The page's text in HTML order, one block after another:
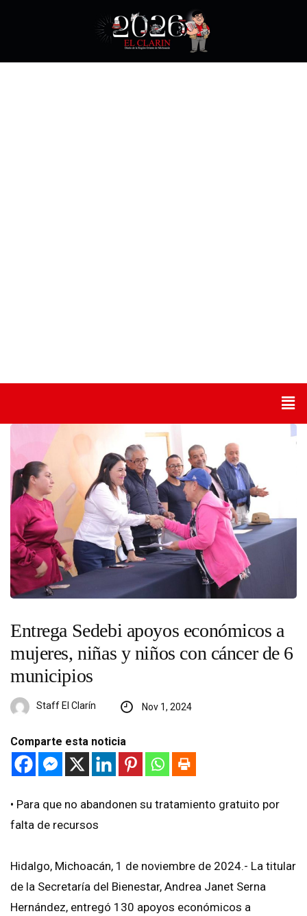
Entrega Sedebi apoyos económicos a
mujeres, niñas y niños con cáncer de 6
municipios
Staff El Clarín Nov 1, 2024
Comparte esta noticia
• Para que no abandonen su tratamiento gratuito por
falta de recursos
Hidalgo, Michoacán, 1 de noviembre de 2024.- La titular
de la Secretaría del Bienestar, Andrea Janet Serna
Hernández, entregó 130 apoyos económicos a